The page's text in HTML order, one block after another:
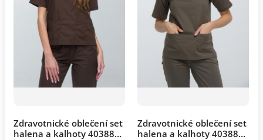
Zdravotnické oblečení set
halena a kalhoty 40388
Zdravotnické oblečení set
halena a kalhoty 40388